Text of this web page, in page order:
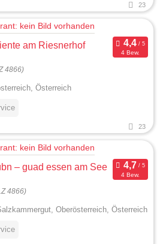
23
am Riesnerhof
4 Bew.
4866)
Österreich
23
Berau Schmankerlstubn – guad essen am See
4 Bew.
4866)
Oberösterreich, Österreich